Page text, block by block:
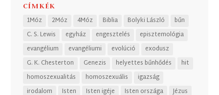
CÍMKÉK
1Móz 2Móz 4Móz Biblia Bolyki László
bűn
C. S. Lewis
egyház engesztelés
episztemológia
evangélium
evangéliumi evolúció
exodusz
G. K. Chesterton
Genezis helyettes bűnhődés
hit
homoszexualitás
homoszexuális
igazság
irodalom
Isten Isten igéje Isten országa Jézus